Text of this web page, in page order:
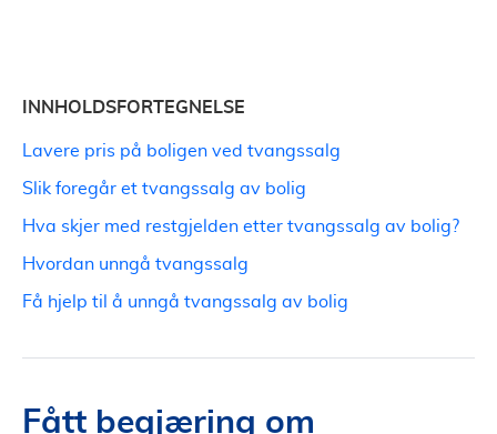
Fått begjæring om
INNHOLDSFORTEGNELSE
Lavere pris på boligen ved tvangssalg
Slik foregår et tvangssalg av bolig
Hva skjer med restgjelden etter tvangssalg av bolig?
Hvordan unngå tvangssalg
Få hjelp til å unngå tvangssalg av bolig